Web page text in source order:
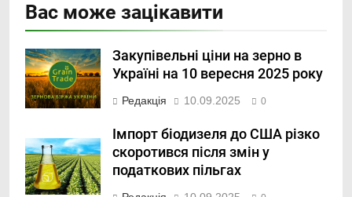
Вас може зацікавити
Закупівельні ціни на зерно в
Україні на 10 вересня 2025 року
Редакція 10.09.2025 0
Імпорт біодизеля до США різко
скоротився після змін у
податкових пільгах